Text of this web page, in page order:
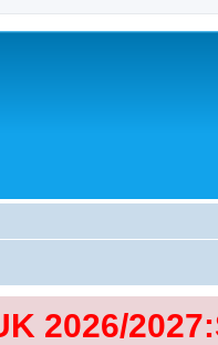
2026/